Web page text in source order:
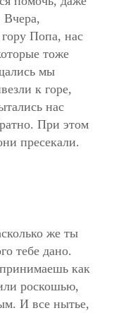
Вчера,
Попа, нас
тоже
мы
к горе,
нас
При этом
пресекали.
же ты
тебе дано.
как
роскошью,
И все нытье,